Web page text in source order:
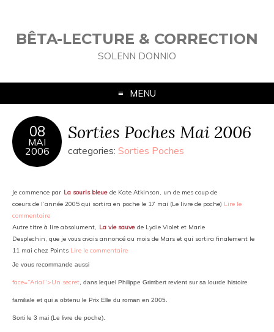
BÊTA-LECTURE & CORRECTION
SOLENN DONNIO
MENU
08
MAI
2006
Sorties Poches Mai 2006
categories: Sorties Poches
Je commence par La souris bleue de Kate Atkinson, un de mes coup de
coeurs de l’année 2005 qui sortira en poche le 17 mai (Le livre de poche) Lire le
commentaire
Autre titre à lire absolument, La vie sauve de Lydie Violet et Marie
Desplechin, que je vous avais annoncé au mois de Mars et qui sortira finalement le
11 mai chez Points Lire le commentaire
Je vous recommande aussi
face=”Arial”>Un secret , dans lequel Philippe Grimbert revient sur sa lourde histoire
familiale et qui a obtenu le Prix Elle du roman en 2005.
Sorti le 3 mai (Le livre de poche).